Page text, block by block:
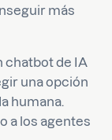
más
chatbot de IA
una opción
humana.
a los agentes